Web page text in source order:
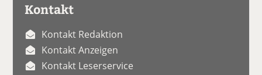
Kontakt
Kontakt Redaktion
Kontakt Anzeigen
Kontakt Leserservice